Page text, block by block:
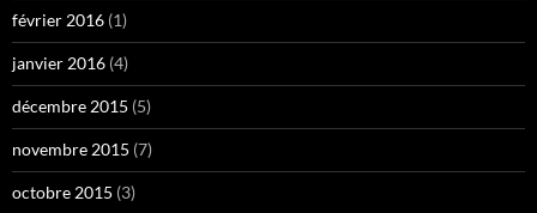
février 2016 (1)
janvier 2016 (4)
décembre 2015 (5)
novembre 2015 (7)
octobre 2015 (3)